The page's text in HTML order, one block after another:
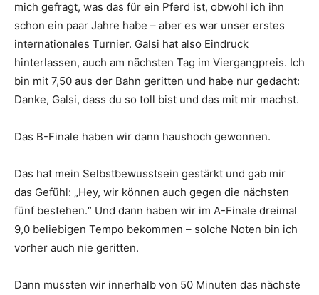
mich gefragt, was das für ein Pferd ist, obwohl ich ihn
schon ein paar Jahre habe – aber es war unser erstes
internationales Turnier. Galsi hat also Eindruck
hinterlassen, auch am nächsten Tag im Viergangpreis. Ich
bin mit 7,50 aus der Bahn geritten und habe nur gedacht:
Danke, Galsi, dass du so toll bist und das mit mir machst.
Das B-Finale haben wir dann haushoch gewonnen.
Das hat mein Selbstbewusstsein gestärkt und gab mir
das Gefühl: „Hey, wir können auch gegen die nächsten
fünf bestehen.“ Und dann haben wir im A-Finale dreimal
9,0 beliebigen Tempo bekommen – solche Noten bin ich
vorher auch nie geritten.
Dann mussten wir innerhalb von 50 Minuten das nächste